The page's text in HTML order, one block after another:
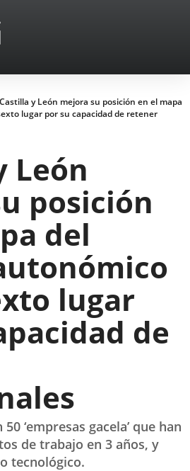
Castilla y León mejora su posición en el mapa
lugar por su capacidad de retener
León
posición
del
lugar
de
‘empresas gacela’ que han
de trabajo en 3 años, y
tecnológico.